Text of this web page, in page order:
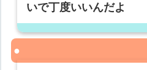
いで丁度いいんだよ